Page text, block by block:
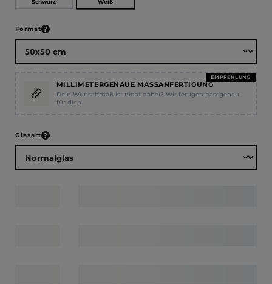
Schwarz Weiß
Formatauswählen
EMPFEHLUNG
MILLIMETERGENAUE MASSANFERTIGUNG
Dein Wunschmaß ist nicht dabei? Wir fertigen passgenau
für dich.
Glasartauswählen